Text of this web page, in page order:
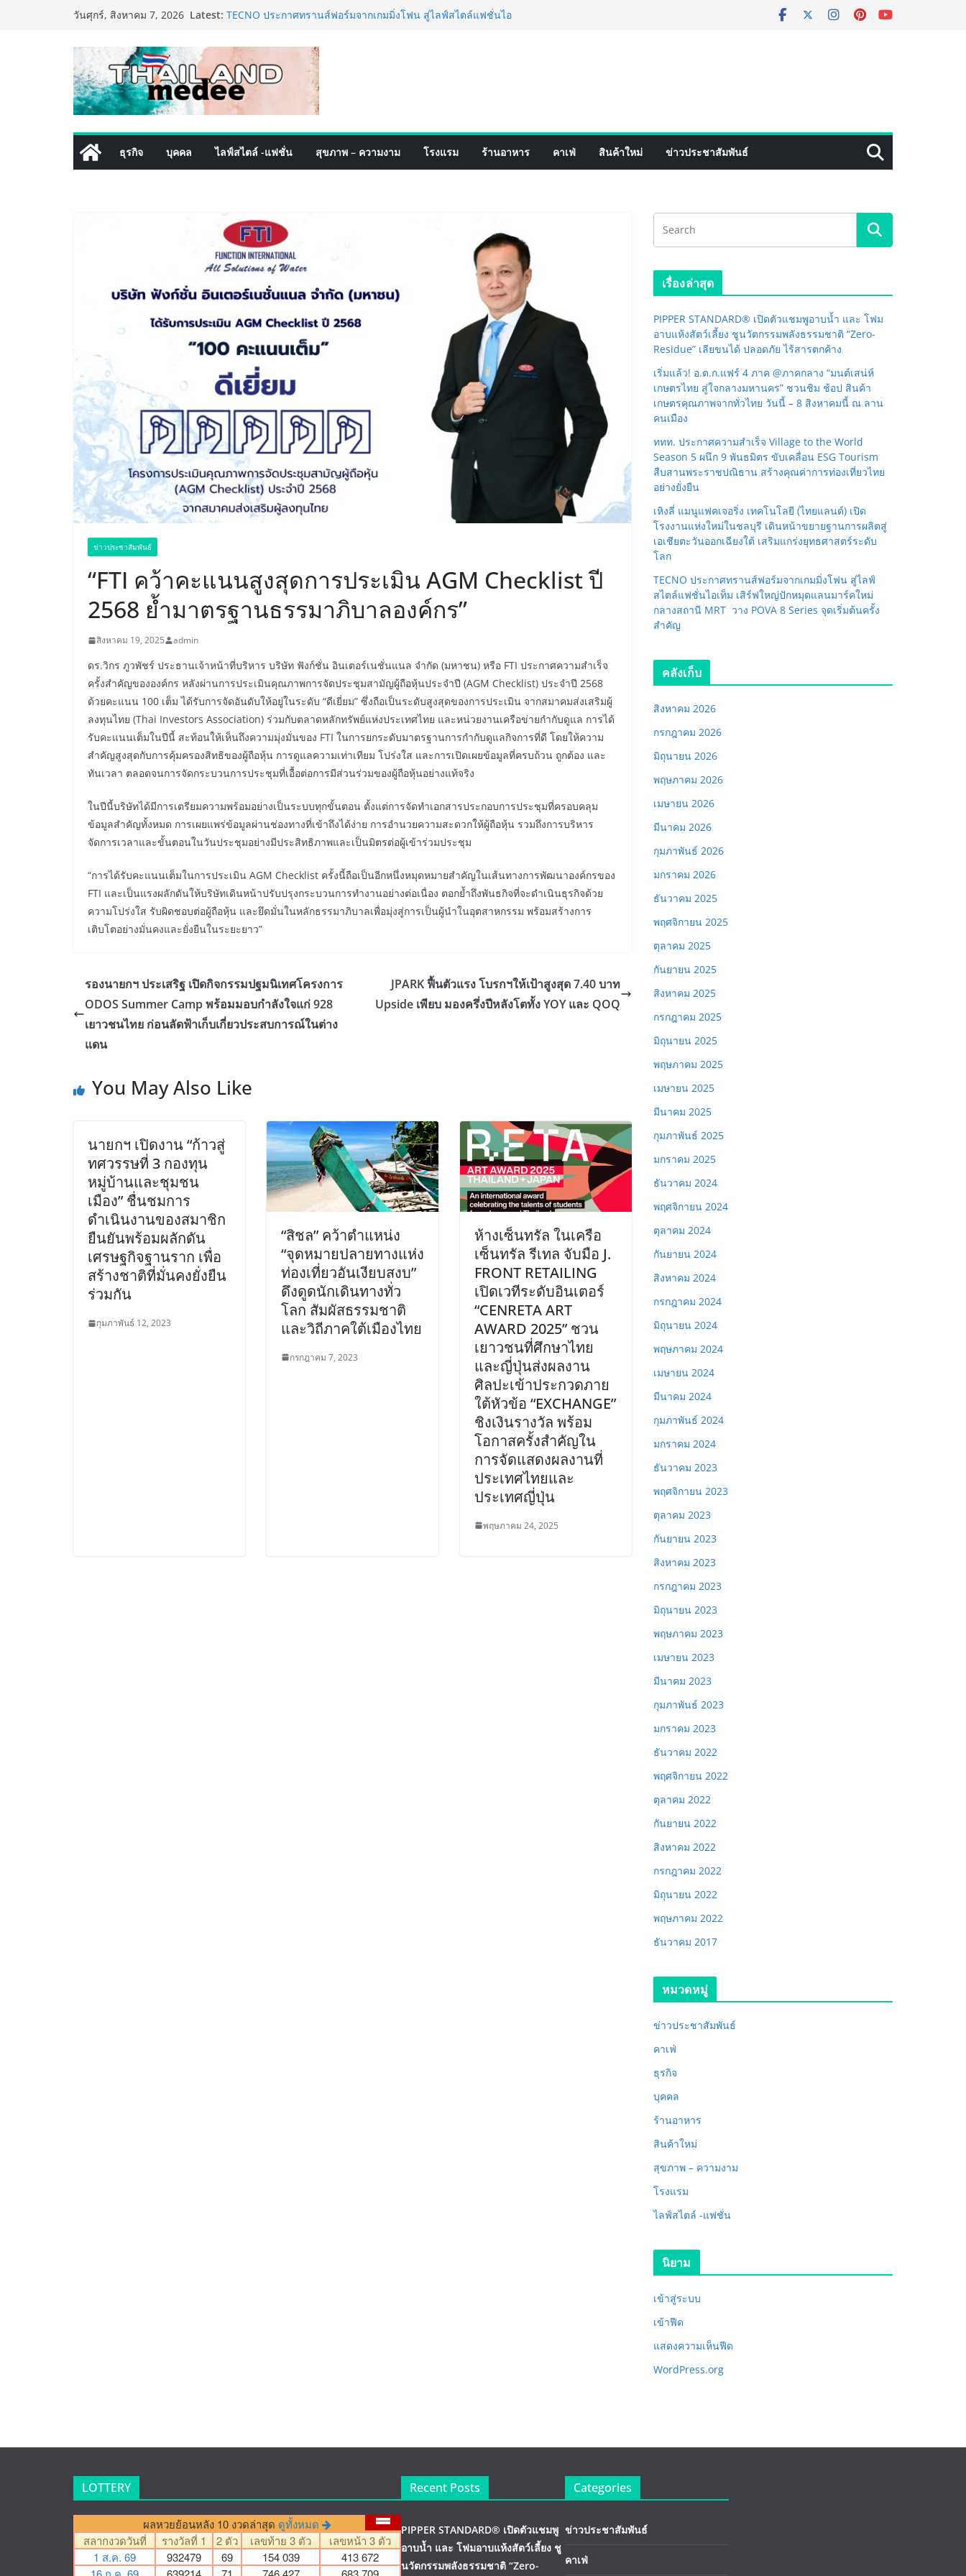
วันศุกร์, สิงหาคม 7, 2026 Latest: TECNO ประกาศทรานส์ฟอร์มจากเกมมิ่งโฟน สู่ไลฟ์สไตล์แฟชั่นไอ
PIPPER STANDARD® เปิดตัวแชมพูอาบน้ำ และ โฟมอาบแห้งสัตว์
เลี้ยง ชูนวัตกรรมพลังธรรมชาติ “Zero-Residue” เลียขนได้
ปลอดภัย ไร้สารตกค้าง
เริ่มแล้ว! อ.ต.ก.แฟร์ 4 ภาค @ภาคกลาง “มนต์เสน่ห์เกษตรไทย สู่
ใจกลางมหานคร” ชวนชิม ช้อป สินค้าเกษตรคุณภาพจากทั่ว
ไทย วันนี้ – 8 สิงหาคมนี้ ณ ลานคนเมือง
ททท. ประกาศความสำเร็จ Village to the World Season 5 ผนึก 9
พันธมิตร ขับเคลื่อน ESG Tourism สืบสานพระราชปณิธาน สร้าง
คุณค่าการท่องเที่ยวไทยอย่างยั่งยืน
ธุรกิจ บุคคล ไลฟ์สไตล์ -แฟชั่น สุขภาพ – ความงาม โรงแรม ร้านอาหาร คาเฟ่ สินค้าใหม่ ข่าวประชาสัมพันธ์
ข่าวประชาสัมพันธ์
“FTI คว้าคะแนนสูงสุดการประเมิน AGM Checklist ปี
2568 ย้ำมาตรฐานธรรมาภิบาลองค์กร”
สิงหาคม 19, 2025 admin
ดร.วิกร ภูวพัชร์ ประธานเจ้าหน้าที่บริหาร บริษัท ฟังก์ชั่น อินเตอร์เนชั่นแนล จำกัด (มหาชน) หรือ FTI ประกาศความสำเร็จ
ครั้งสำคัญขององค์กร หลังผ่านการประเมินคุณภาพการจัดประชุมสามัญผู้ถือหุ้นประจำปี (AGM Checklist) ประจำปี 2568
ด้วยคะแนน 100 เต็ม ได้รับการจัดอันดับให้อยู่ในระดับ “ดีเยี่ยม” ซึ่งถือเป็นระดับสูงสุดของการประเมิน จากสมาคมส่งเสริมผู้
ลงทุนไทย (Thai Investors Association) ร่วมกับตลาดหลักทรัพย์แห่งประเทศไทย และหน่วยงานเครือข่ายกำกับดูแล การได้
รับคะแนนเต็มในปีนี้ สะท้อนให้เห็นถึงความมุ่งมั่นของ FTI ในการยกระดับมาตรฐานการกำกับดูแลกิจการที่ดี โดยให้ความ
สำคัญสูงสุดกับการคุ้มครองสิทธิของผู้ถือหุ้น การดูแลความเท่าเทียม โปร่งใส และการเปิดเผยข้อมูลที่ครบถ้วน ถูกต้อง และ
ทันเวลา ตลอดจนการจัดกระบวนการประชุมที่เอื้อต่อการมีส่วนร่วมของผู้ถือหุ้นอย่างแท้จริง
ในปีนี้บริษัทได้มีการเตรียมความพร้อมอย่างเป็นระบบทุกขั้นตอน ตั้งแต่การจัดทำเอกสารประกอบการประชุมที่ครอบคลุม
ข้อมูลสำคัญทั้งหมด การเผยแพร่ข้อมูลผ่านช่องทางที่เข้าถึงได้ง่าย การอำนวยความสะดวกให้ผู้ถือหุ้น รวมถึงการบริหาร
จัดการเวลาและขั้นตอนในวันประชุมอย่างมีประสิทธิภาพและเป็นมิตรต่อผู้เข้าร่วมประชุม
“การได้รับคะแนนเต็มในการประเมิน AGM Checklist ครั้งนี้ถือเป็นอีกหนึ่งหมุดหมายสำคัญในเส้นทางการพัฒนาองค์กรของ
FTI และเป็นแรงผลักดันให้บริษัทเดินหน้าปรับปรุงกระบวนการทำงานอย่างต่อเนื่อง ตอกย้ำถึงพันธกิจที่จะดำเนินธุรกิจด้วย
ความโปร่งใส รับผิดชอบต่อผู้ถือหุ้น และยึดมั่นในหลักธรรมาภิบาลเพื่อมุ่งสู่การเป็นผู้นำในอุตสาหกรรม พร้อมสร้างการ
เติบโตอย่างมั่นคงและยั่งยืนในระยะยาว”
รองนายกฯ ประเสริฐ เปิดกิจกรรมปฐมนิเทศโครงการ
ODOS Summer Camp พร้อมมอบกำลังใจแก่ 928
เยาวชนไทย ก่อนลัดฟ้าเก็บเกี่ยวประสบการณ์ในต่าง
แดน
JPARK ฟื้นตัวแรง โบรกฯให้เป้าสูงสุด 7.40 บาท
Upside เพียบ มองครึ่งปีหลังโตทั้ง YOY และ QOQ
You May Also Like
นายกฯ เปิดงาน “ก้าวสู่
ทศวรรษที่ 3 กองทุน
หมู่บ้านและชุมชน
เมือง” ชื่นชมการ
ดำเนินงานของสมาชิก
ยืนยันพร้อมผลักดัน
เศรษฐกิจฐานราก เพื่อ
สร้างชาติที่มั่นคงยั่งยืน
ร่วมกัน
กุมภาพันธ์ 12, 2023
“สิชล” คว้าตำแหน่ง
“จุดหมายปลายทางแห่ง
ท่องเที่ยวอันเงียบสงบ”
ดึงดูดนักเดินทางทั่ว
โลก สัมผัสธรรมชาติ
และวิถีภาคใต้เมืองไทย
กรกฎาคม 7, 2023
ห้างเซ็นทรัล ในเครือ
เซ็นทรัล รีเทล จับมือ J.
FRONT RETAILING
เปิดเวทีระดับอินเตอร์
“CENRETA ART
AWARD 2025” ชวน
เยาวชนที่ศึกษาไทย
และญี่ปุ่นส่งผลงาน
ศิลปะเข้าประกวดภาย
ใต้หัวข้อ “EXCHANGE”
ชิงเงินรางวัล พร้อม
โอกาสครั้งสำคัญใน
การจัดแสดงผลงานที่
ประเทศไทยและ
ประเทศญี่ปุ่น
พฤษภาคม 24, 2025
เรื่องล่าสุด
PIPPER STANDARD® เปิดตัวแชมพูอาบน้ำ และ โฟม
อาบแห้งสัตว์เลี้ยง ชูนวัตกรรมพลังธรรมชาติ “Zero-
Residue” เลียขนได้ ปลอดภัย ไร้สารตกค้าง
เริ่มแล้ว! อ.ต.ก.แฟร์ 4 ภาค @ภาคกลาง “มนต์เสน่ห์
เกษตรไทย สู่ใจกลางมหานคร” ชวนชิม ช้อป สินค้า
เกษตรคุณภาพจากทั่วไทย วันนี้ – 8 สิงหาคมนี้ ณ ลาน
คนเมือง
ททท. ประกาศความสำเร็จ Village to the World
Season 5 ผนึก 9 พันธมิตร ขับเคลื่อน ESG Tourism
สืบสานพระราชปณิธาน สร้างคุณค่าการท่องเที่ยวไทย
อย่างยั่งยืน
เหิงลี่ แมนูแฟคเจอริ่ง เทคโนโลยี (ไทยแลนด์) เปิด
โรงงานแห่งใหม่ในชลบุรี เดินหน้าขยายฐานการผลิตสู่
เอเชียตะวันออกเฉียงใต้ เสริมแกร่งยุทธศาสตร์ระดับ
โลก
TECNO ประกาศทรานส์ฟอร์มจากเกมมิ่งโฟน สู่ไลฟ์
สไตล์แฟชั่นไอเท็ม เสิร์ฟใหญ่ปักหมุดแลนมาร์คใหม่
กลางสถานี MRT วาง POVA 8 Series จุดเริ่มต้นครั้ง
สำคัญ
คลังเก็บ
สิงหาคม 2026
กรกฎาคม 2026
มิถุนายน 2026
พฤษภาคม 2026
เมษายน 2026
มีนาคม 2026
กุมภาพันธ์ 2026
มกราคม 2026
ธันวาคม 2025
พฤศจิกายน 2025
ตุลาคม 2025
กันยายน 2025
สิงหาคม 2025
กรกฎาคม 2025
มิถุนายน 2025
พฤษภาคม 2025
เมษายน 2025
มีนาคม 2025
กุมภาพันธ์ 2025
มกราคม 2025
ธันวาคม 2024
พฤศจิกายน 2024
ตุลาคม 2024
กันยายน 2024
สิงหาคม 2024
กรกฎาคม 2024
มิถุนายน 2024
พฤษภาคม 2024
เมษายน 2024
มีนาคม 2024
กุมภาพันธ์ 2024
มกราคม 2024
ธันวาคม 2023
พฤศจิกายน 2023
ตุลาคม 2023
กันยายน 2023
สิงหาคม 2023
กรกฎาคม 2023
มิถุนายน 2023
พฤษภาคม 2023
เมษายน 2023
มีนาคม 2023
กุมภาพันธ์ 2023
มกราคม 2023
ธันวาคม 2022
พฤศจิกายน 2022
ตุลาคม 2022
กันยายน 2022
สิงหาคม 2022
กรกฎาคม 2022
มิถุนายน 2022
พฤษภาคม 2022
ธันวาคม 2017
หมวดหมู่
ข่าวประชาสัมพันธ์
คาเฟ่
ธุรกิจ
บุคคล
ร้านอาหาร
สินค้าใหม่
สุขภาพ – ความงาม
โรงแรม
ไลฟ์สไตล์ -แฟชั่น
นิยาม
เข้าสู่ระบบ
เข้าฟีด
แสดงความเห็นฟีด
WordPress.org
LOTTERY Recent Posts
PIPPER STANDARD® เปิดตัวแชมพู
อาบน้ำ และ โฟมอาบแห้งสัตว์เลี้ยง ชู
นวัตกรรมพลังธรรมชาติ “Zero-
Categories
ข่าวประชาสัมพันธ์
คาเฟ่